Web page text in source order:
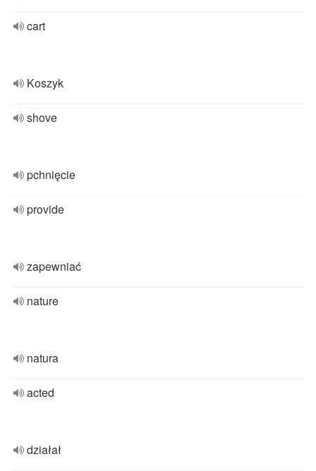
cart
Koszyk
shove
pchnięcie
provide
zapewniać
nature
natura
acted
działał